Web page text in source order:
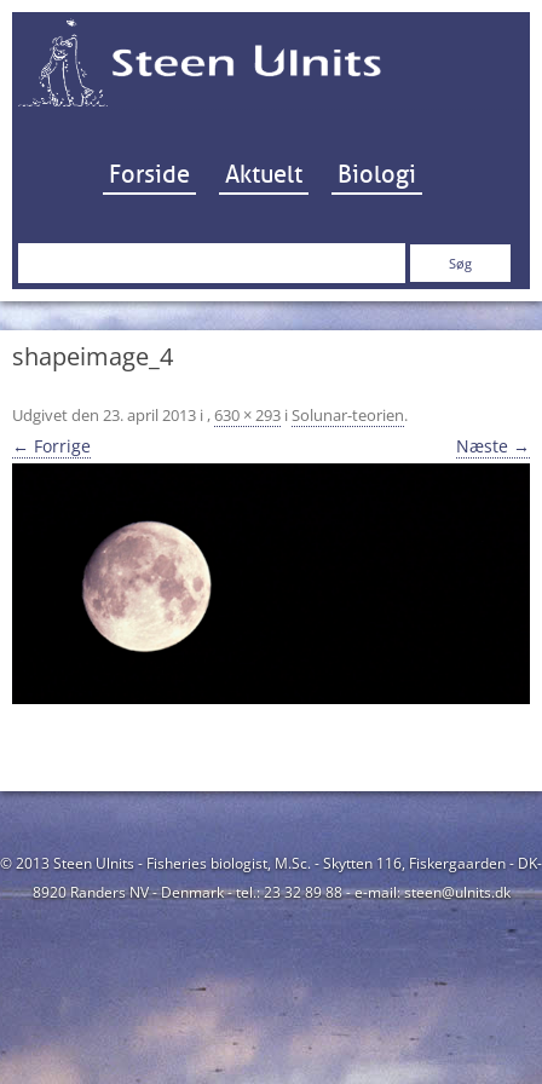
Hop til indhold
Forside Aktuelt Biologi
Søg
shapeimage_4
Udgivet den 23. april 2013 i ,630 × 293 iSolunar-teorien.
← Forrige Næste →
© 2013 Steen Ulnits - Fisheries biologist, M.Sc. - Skytten 116, Fiskergaarden - DK-
8920 Randers NV - Denmark - tel.: 23 32 89 88 - e-mail: steen@ulnits.dk